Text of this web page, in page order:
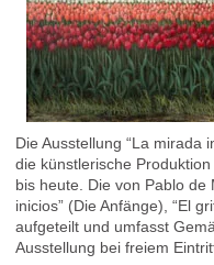
Die Ausstellung “La mirada
die künstlerische
bis heute. Die von Pablo de
inicios” (Die Anfänge), “El
aufgeteilt und umfasst
Ausstellung bei freiem